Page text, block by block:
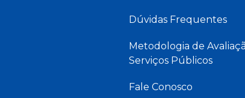
Dúvidas Frequentes
Metodologia de
Serviços Públicos
Fale Conosco